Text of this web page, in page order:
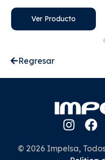
Ver Producto
Regresar
© 2026 Impelsa,